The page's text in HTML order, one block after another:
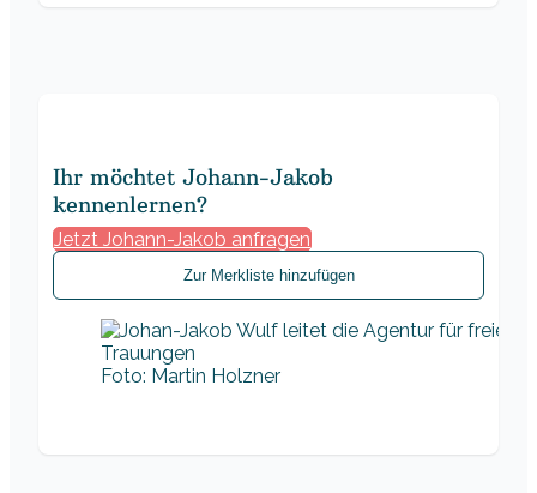
Ihr möchtet Johann-Jakob
kennenlernen?
Jetzt Johann-Jakob anfragen
Zur Merkliste hinzufügen
Foto: Martin Holzner